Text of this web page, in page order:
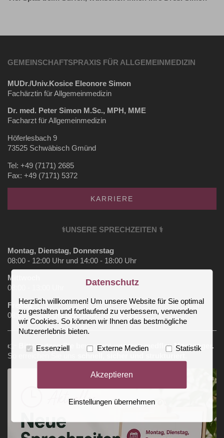
GEMEINSCHAFTSPRAXIS FÜR ALLGEMEINMEDIZIN
MUDr./Univ.Kosice Eleonore Simon
Fachärztin für Allgemeinmedizin
Dr. med. Peter Simon M.Sc., MPH, MME
Facharzt für Allgemeinmedizin
Höferlesbach 9
73525 Schwäbisch Gmünd
Tel: +49 (7171) 2685
Fax: +49 (7171) 5372
KARRIERE
⚕️UNSERE SPRECHZEITEN ⚕️
Montag, Dienstag, Donnerstag
08:00 - 12:00 Uhr und 14:00 - 18:00 Uhr
Mittwoch
08:00 - 13:00 Uhr
Freitag
08:00 - 13:00 Uhr und 14:00 - 16:00 Uhr
👉
Bitte nutzen Sie bevorzugt unseren medflex‑Messenger.
So erreichen Sie uns
Datenschutz
Herzlich willkommen! Um unsere Website für Sie optimal
zu gestalten und fortlaufend zu verbessern, verwenden
wir Cookies. So können wir Ihnen das bestmögliche
Nutzererlebnis bieten.
Essenziell Externe Medien Statistik
Akzeptieren
Einstellungen übernehmen